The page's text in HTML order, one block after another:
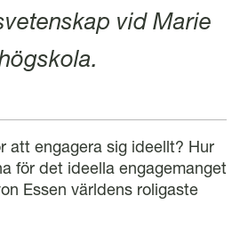
vid Marie
att engagera sig ideellt? Hur
för det ideella engagemanget
Essen världens roligaste